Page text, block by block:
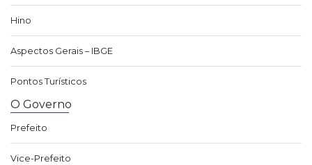
Hino
Aspectos Gerais – IBGE
Pontos Turísticos
O Governo
Prefeito
Vice-Prefeito